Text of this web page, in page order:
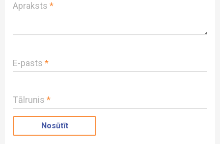
Apraksts *
E-pasts *
Tālrunis *